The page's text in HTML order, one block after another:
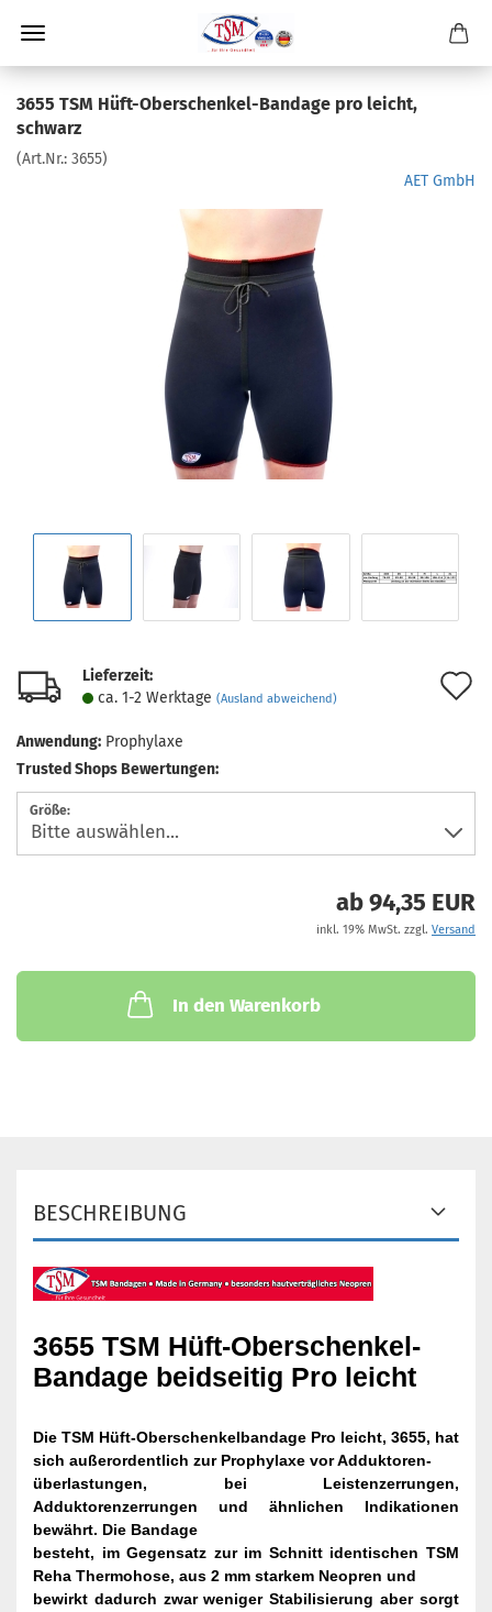
3655 TSM Hüft-Oberschenkel-Bandage pro leicht,
schwarz
(Art.Nr.: 3655)
AET GmbH
Lieferzeit:
ca. 1-2 Werktage (Ausland abweichend)
Anwendung: Prophylaxe
Trusted Shops Bewertungen:
Größe:
ab 94,35 EUR
inkl. 19% MwSt. zzgl. Versand
In den Warenkorb
BESCHREIBUNG
3655 TSM Hüft-Oberschenkel-
Bandage beidseitig Pro leicht
Die TSM Hüft-Oberschenkelbandage Pro leicht, 3655, hat
sich außerordentlich zur Prophylaxe vor Adduktoren-
überlastungen, bei Leistenzerrungen,
Adduktorenzerrungen und ähnlichen Indikationen
bewährt. Die Bandage
besteht, im Gegensatz zur im Schnitt identischen TSM
Reha Thermohose, aus 2 mm starkem Neopren und
bewirkt dadurch zwar weniger Stabilisierung aber sorgt